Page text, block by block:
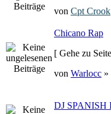
von Cpt Crook
Chicano Rap
[ Gehe zu
von Warlocc »
DJ SPANISH